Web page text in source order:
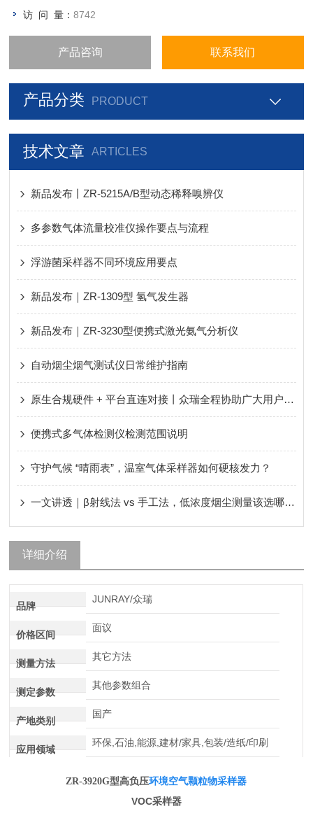
访 问 量：8742
产品咨询 联系我们
产品分类 PRODUCT
技术文章 ARTICLES
新品发布丨ZR-5215A/B型动态稀释嗅辨仪
多参数气体流量校准仪操作要点与流程
浮游菌采样器不同环境应用要点
新品发布｜ZR-1309型 氢气发生器
新品发布｜ZR-3230型便携式激光氨气分析仪
自动烟尘烟气测试仪日常维护指南
原生合规硬件 + 平台直连对接丨众瑞全程协助广大用户轻松应对新规、顺利通过评审！
便携式多气体检测仪检测范围说明
守护气候 “晴雨表”，温室气体采样器如何硬核发力？
一文讲透｜β射线法 vs 手工法，低浓度烟尘测量该选哪种？
详细介绍
品牌
JUNRAY/众瑞
价格区间
面议
测量方法
其它方法
测定参数
其他参数组合
产地类别
国产
应用领域
环保,石油,能源,建材/家具,包装/造纸/印刷
ZR-3920G型高负压环境空气颗粒物采样器
VOC采样器